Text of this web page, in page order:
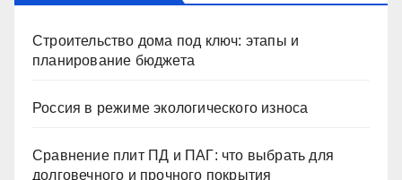
Строительство дома под ключ: этапы и
планирование бюджета
Россия в режиме экологического износа
Сравнение плит ПД и ПАГ: что выбрать для
долговечного и прочного покрытия